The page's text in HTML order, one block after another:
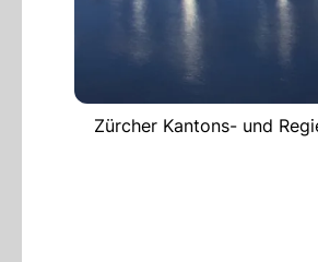
Zürcher Kantons- und